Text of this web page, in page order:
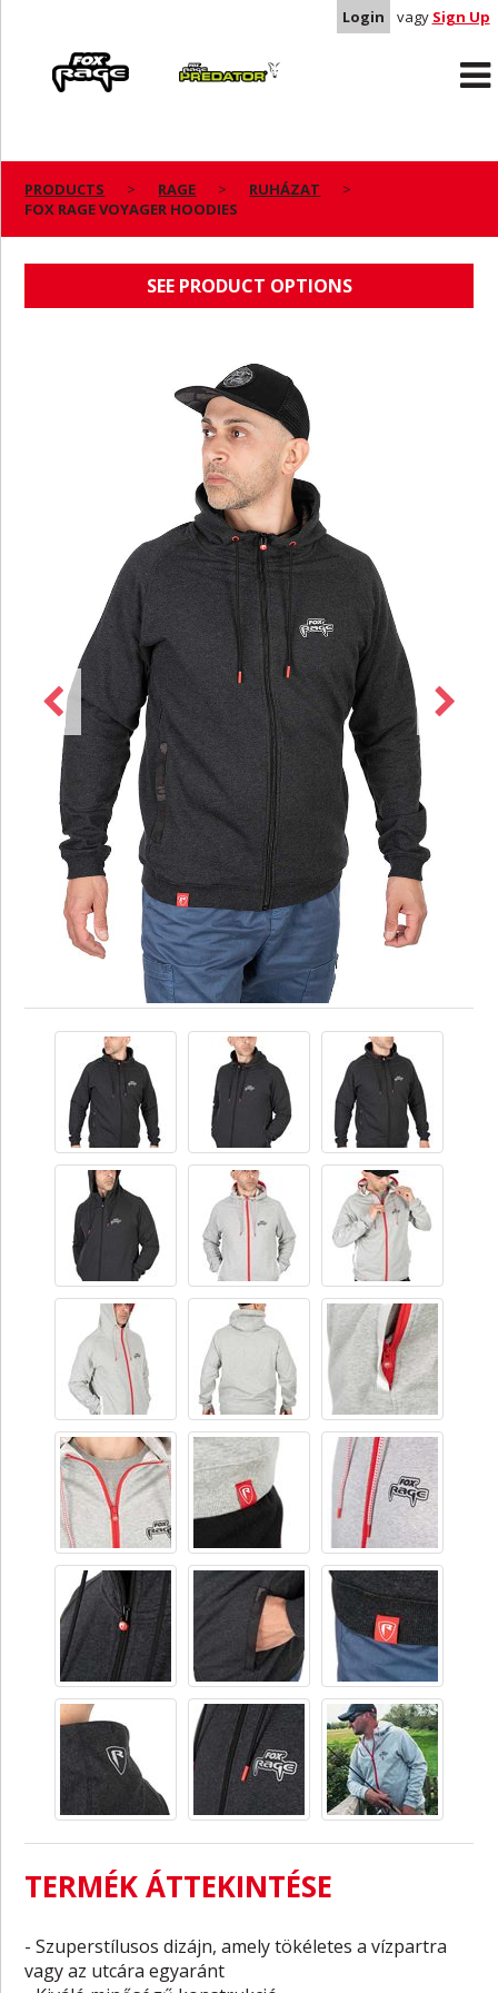
Login vagy Sign Up
Predator
PRODUCTS RAGE
RUHÁZAT
FOX RAGE VOYAGER HOODIES
SEE PRODUCT OPTIONS
TERMÉK ÁTTEKINTÉSE
- Szuperstílusos dizájn, amely tökéletes a vízpartra
vagy az utcára egyaránt